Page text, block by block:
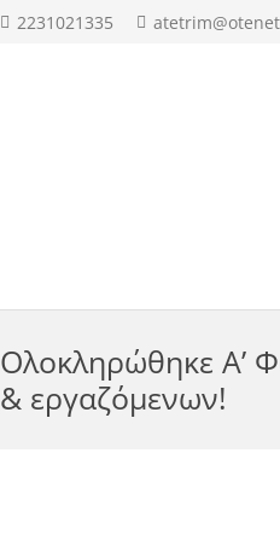
2231021335
Ολοκληρώθηκε Α’
& εργαζόμενων!